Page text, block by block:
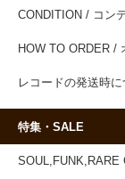
CONDITION / コン
HOW TO ORDER /
レコードの発送時に
特集・SALE
SOUL,FUNK,RARE